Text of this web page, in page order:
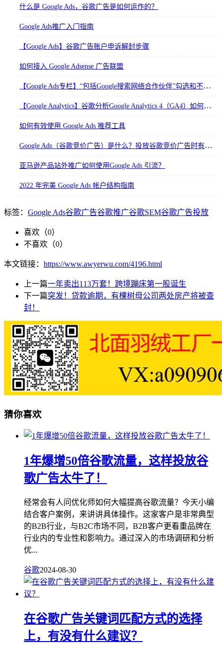
什么是 Google Ads，谷歌广告是如何运作的？
Google Ads推广入门指南
【Google Ads】谷歌广告账户申诉解封步骤
如何接入 Google Adsense 广告联盟
【Google Ads专栏】“包括Google搜索网络合作伙伴”勾选和不勾选的区别
【Google Analytics】谷歌分析Google Analytics 4（GA4）如何关联Google Ads
如何有效使用 Google Ads 推荐工具
Google Ads（谷歌竞价广告）是什么？投放谷歌竞价广告时有哪些要注意的？
亚马逊产品站外推广如何使用Google Ads 引流？
2022 年完美 Google Ads 帐户结构指南
标签： Google Ads谷歌广告谷歌推广谷歌SEM谷歌广告投放
喜欢（0）
不喜欢（0）
本文链接： https://www.awyerwu.com/4196.html
上一篇一年卖出113万套！跨境蹦床第一股诞生
下一篇突发！贷款逾期，有棵树母公司两处房产将被查
封！
猜你喜欢
1年爆增50倍谷歌流量，这样投放谷
歌广告太牛了！
经常会有人问优化师如何大幅提高谷歌流量？今天小编
结合客户案例，来讲讲具体操作。这家客户是非常典型
的B2B行业，与B2C市场不同，B2B客户更看重品牌在
行业内的专业性和影响力。通过深入的市场调研和分析
优...
谷歌2024-08-30
在谷歌广告关键词匹配方式的选择
上，有没有什么建议？